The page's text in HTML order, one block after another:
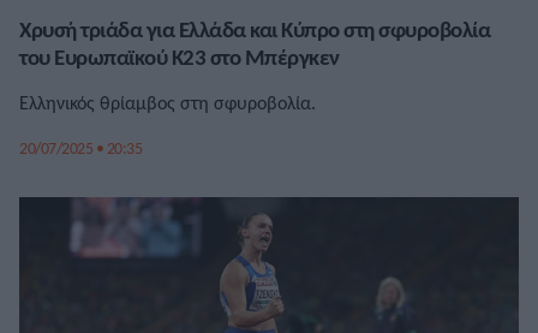
Χρυσή τριάδα για Ελλάδα και Κύπρο στη σφυροβολία
του Ευρωπαϊκού Κ23 στο Μπέργκεν
Ελληνικός θρίαμβος στη σφυροβολία.
20/07/2025 • 20:35